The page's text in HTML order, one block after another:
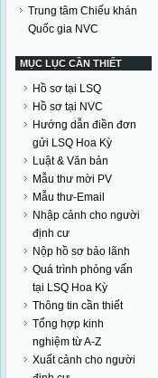
Trung tâm Chiếu khán
Quốc gia NVC
MỤC LỤC CẦN THIẾT
Hồ sơ tại LSQ
Hồ sơ tại NVC
Hướng dẫn điền đơn
gửi LSQ Hoa Kỳ
Luật & Văn bản
Mẫu thư mời PV
Mẫu thư-Email
Nhập cảnh cho người
định cư
Nộp hồ sơ bảo lãnh
Quá trình phỏng vấn
tại LSQ Hoa Kỳ
Thông tin cần thiết
Tổng hợp kinh
nghiệm từ A-Z
Xuất cảnh cho người